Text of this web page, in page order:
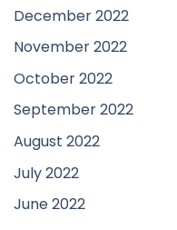
December 2022
November 2022
October 2022
September 2022
August 2022
July 2022
June 2022